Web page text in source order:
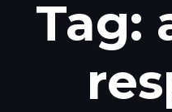
Tag: